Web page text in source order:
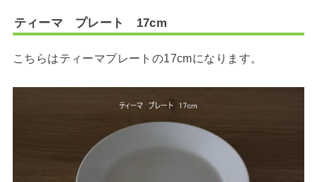
ティーマ プレート 17cm
こちらはティーマプレートの17cmになります。